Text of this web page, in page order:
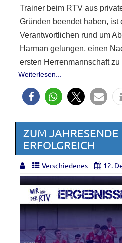
Trainer beim RTV aus
Gründen beendet haben, ist
Verantwortlichen rund um
Harman gelungen, einen
ersten Herrenmannschaft zu
Weiterlesen...
ZUM JAHRESENDE
ERFOLGREICH
Verschiedenes 12.